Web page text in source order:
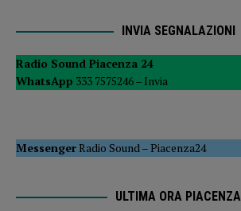
INVIA SEGNALAZIONI
Radio Sound Piacenza 24
WhatsApp 333 7575246 – Invia
MessengerRadio Sound –Piacenza24
ULTIMA ORA PIACENZA